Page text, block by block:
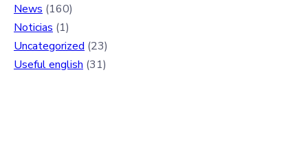
News (160)
Noticias (1)
Uncategorized (23)
Useful english (31)